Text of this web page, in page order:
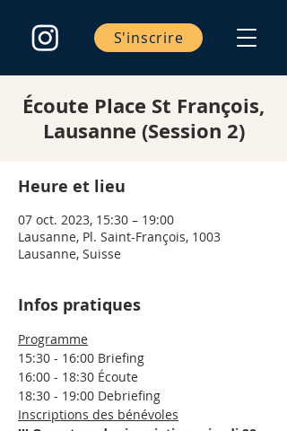
S'inscrire
Écoute Place St François,
Lausanne (Session 2)
Heure et lieu
07 oct. 2023, 15:30 – 19:00
Lausanne, Pl. Saint-François, 1003
Lausanne, Suisse
Infos pratiques
Programme
15:30 - 16:00 Briefing
16:00 - 18:30 Écoute
18:30 - 19:00 Debriefing
Inscriptions des bénévoles